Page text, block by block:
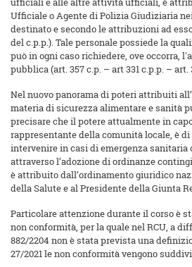
Ufficiale o Agente di Polizia Giudiziaria
destinato e secondo le attribuzioni ad
del c.p.p.). Tale personale possiede la
può in ogni caso richiedere, ove occorra,
pubblica (art. 357 c.p. – art 331 c.p.p. – art.
Nel nuovo panorama di poteri attribuiti
materia di sicurezza alimentare e sanità
precisare che il potere attualmente in
rappresentante della comunità locale, è
intervenire in casi di emergenza sanitaria
attraverso l’adozione di ordinanze
è attribuito dall’ordinamento giuridico
della Salute e al Presidente della Giunta
Particolare attenzione durante il corso è
non conformità, per la quale nel RCU, a
882/2204 non è stata prevista una
27/2021 le non conformità vengono